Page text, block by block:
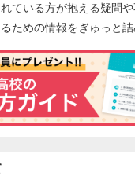
ている方が抱える疑問や
ための情報をぎゅっと詰